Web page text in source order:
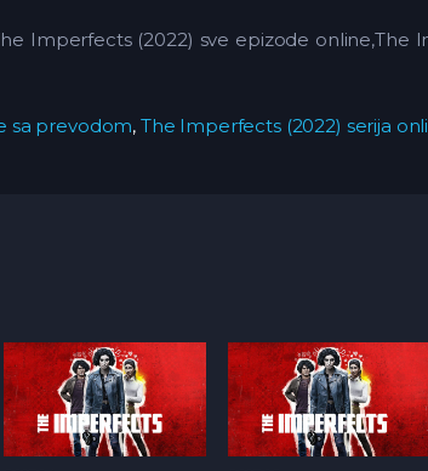
Imperfects (2022) sve epizode online,The
sa prevodom, The Imperfects (2022) serija